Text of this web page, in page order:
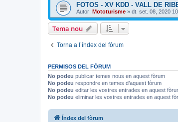
FOTOS - XV KDD - VALL DE
Autor: Mototurisme » dt. set. 08, 2020
Tema nou
Torna a l’índex del fòrum
PERMISOS DEL FÒRUM
No podeu publicar temes nous en aquest fòrum
No podeu respondre en temes d’aquest fòrum
No podeu editar les vostres entrades en aquest
No podeu eliminar les vostres entrades en aquest
Índex del fòrum